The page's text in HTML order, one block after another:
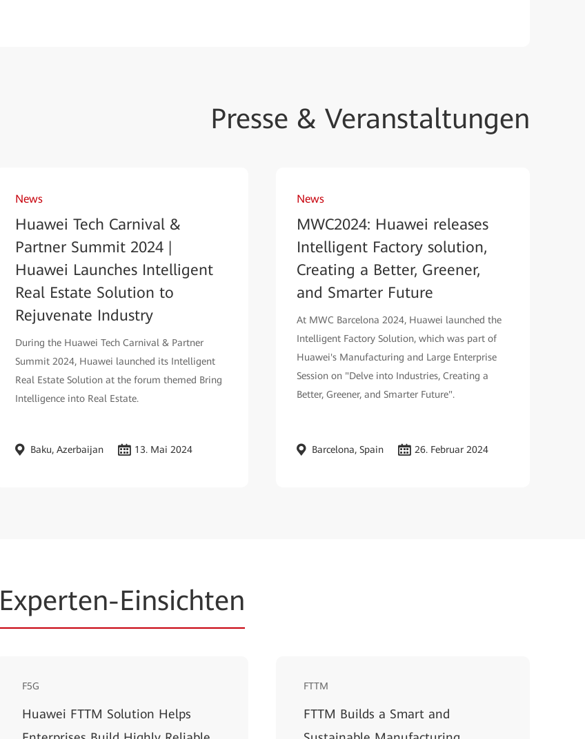
Presse & Veranstaltungen
News
Huawei Tech Carnival &
Partner Summit 2024 |
Huawei Launches Intelligent
Real Estate Solution to
Rejuvenate Industry
During the Huawei Tech Carnival & Partner
Summit 2024, Huawei launched its Intelligent
Real Estate Solution at the forum themed Bring
Intelligence into Real Estate.
Baku, Azerbaijan 13. Mai 2024
News
MWC2024: Huawei releases
Intelligent Factory solution,
Creating a Better, Greener,
and Smarter Future
At MWC Barcelona 2024, Huawei launched the
Intelligent Factory Solution, which was part of
Huawei's Manufacturing and Large Enterprise
Session on "Delve into Industries, Creating a
Better, Greener, and Smarter Future".
Barcelona, Spain 26. Februar 2024
Experten-Einsichten
F5G
Huawei FTTM Solution Helps
FTTM
FTTM Builds a Smart and